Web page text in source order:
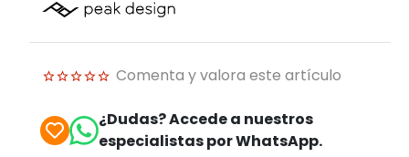
Comenta y valora este artículo
¿Dudas? Accede a nuestros
especialistas por WhatsApp.